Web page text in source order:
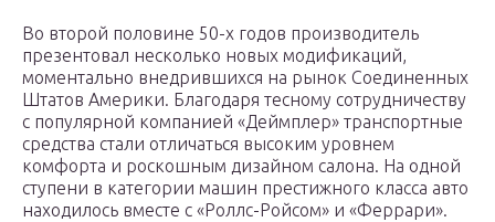
Во второй половине 50-х годов производитель
презентовал несколько новых модификаций,
моментально внедрившихся на рынок Соединенных
Штатов Америки. Благодаря тесному сотрудничеству
с популярной компанией «Деймплер» транспортные
средства стали отличаться высоким уровнем
комфорта и роскошным дизайном салона. На одной
ступени в категории машин престижного класса авто
находилось вместе с «Роллс-Ройсом» и «Феррари».